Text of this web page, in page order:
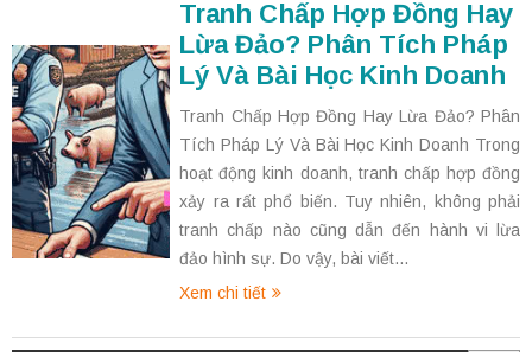
Tranh Chấp Hợp Đồng Hay
Lừa Đảo? Phân Tích Pháp
Lý Và Bài Học Kinh Doanh
Tranh Chấp Hợp Đồng Hay Lừa Đảo? Phân
Tích Pháp Lý Và Bài Học Kinh Doanh Trong
hoạt động kinh doanh, tranh chấp hợp đồng
xảy ra rất phổ biến. Tuy nhiên, không phải
tranh chấp nào cũng dẫn đến hành vi lừa
đảo hình sự. Do vậy, bài viết...
Xem chi tiết